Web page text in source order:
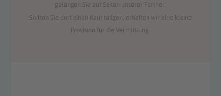
gelangen Sie auf Seiten unserer Partner.
Sollten Sie dort einen Kauf tätigen, erhalten wir eine kleine
Provision für die Vermittlung.